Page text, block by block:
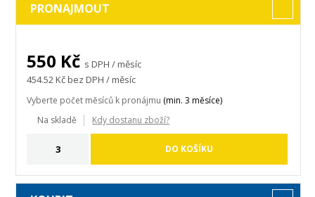
PRONAJMOUT
550 Kč s DPH / měsíc
454.52Kč bez DPH / měsíc
Vyberte počet měsíců k pronájmu (min. 3 měsíce)
Na skladě
Kdy dostanu zboží?
DO KOŠÍKU